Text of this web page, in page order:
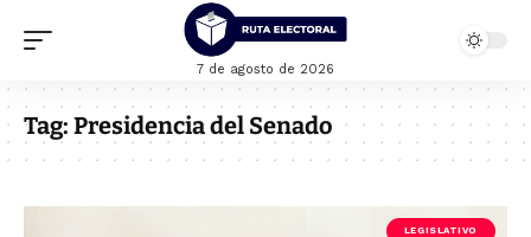
7 de agosto de 2026
Tag: Presidencia del Senado
LEGISLATIVO